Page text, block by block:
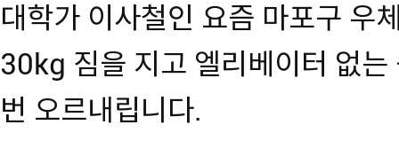
대학가 이사철인 요즘 마포구 우
30kg 짐을 지고 엘리베이터 없
번 오르내립니다.